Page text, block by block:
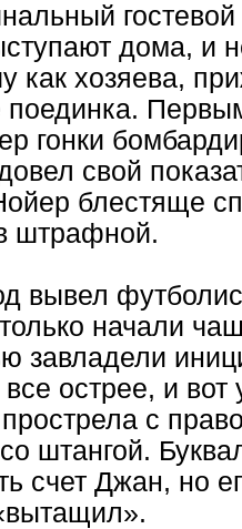
дома, и
как хозяева,
поединка.
гонки
свой
блестяще
штрафной.
вывел
начали
завладели
острее, и
с
штангой.
счет Джан, но